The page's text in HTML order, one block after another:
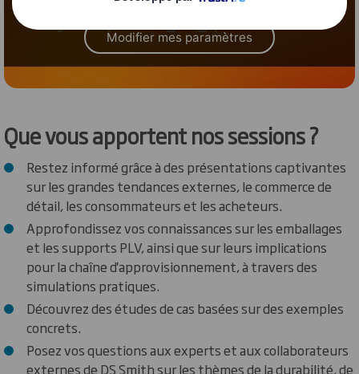
Modifier mes paramètres
Que vous apportent nos sessions ?
Restez informé grâce à des présentations captivantes
sur les grandes tendances externes, le commerce de
détail, les consommateurs et les acheteurs.
Approfondissez vos connaissances sur les emballages
et les supports PLV, ainsi que sur leurs implications
pour la chaîne d'approvisionnement, à travers des
simulations pratiques.
Découvrez des études de cas basées sur des exemples
concrets.
Posez vos questions aux experts et aux collaborateurs
externes de DS Smith sur les thèmes de la durabilité, de